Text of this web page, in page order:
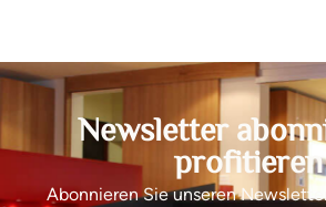
Newsletter
profitieren
Abonnieren Sie unseren